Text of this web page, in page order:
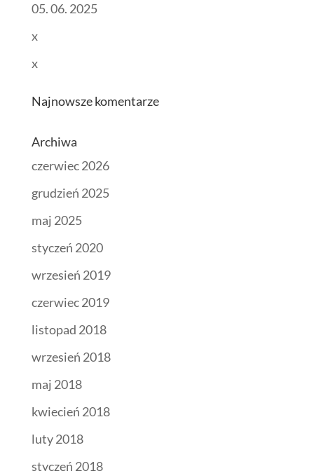
05. 06. 2025
x
x
Najnowsze komentarze
Archiwa
czerwiec 2026
grudzień 2025
maj 2025
styczeń 2020
wrzesień 2019
czerwiec 2019
listopad 2018
wrzesień 2018
maj 2018
kwiecień 2018
luty 2018
styczeń 2018